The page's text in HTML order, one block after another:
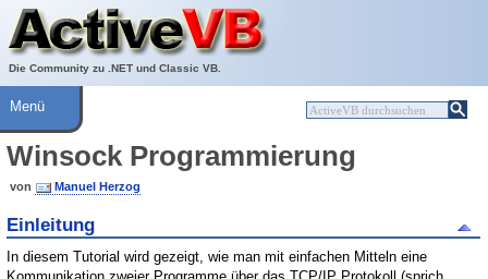
Die Community zu .NET und Classic VB.
Über ActiveVB
Hilfe
Menü
Winsock Programmierung
von Manuel Herzog
Einleitung
In diesem Tutorial wird gezeigt, wie man mit einfachen Mitteln eine